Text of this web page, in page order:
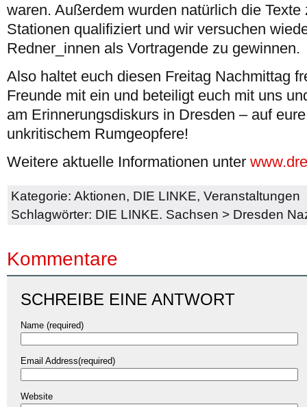
waren. Außerdem wurden natürlich die Texte
Stationen qualifiziert und wir versuchen
Redner_innen als Vortragende zu gewinnen.
Also haltet euch diesen Freitag Nachmittag
Freunde mit ein und beteiligt euch mit uns
am Erinnerungsdiskurs in Dresden – auf
unkritischem Rumgeopfere!
Weitere aktuelle Informationen unter
Kategorie: Aktionen, DIE LINKE, Veranstaltungen
Schlagwörter: DIE LINKE. Sachsen > Dresden
Kommentare
SCHREIBE EINE ANTWORT
Name (required)
Email Address(required)
Website